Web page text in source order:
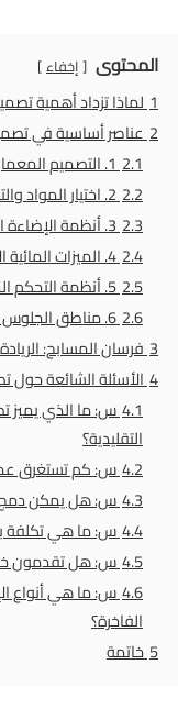
المحتوى إخفاء
1لماذا تزداد أهمية
2عناصر أساسية في
2.11. التصميم المعماري المبتكر والتكامل مع المحيط
2.22. اختيار المواد والتشطيبات الفاخرة
2.33. أنظمة الإضاءة المتقدمة
2.44. الميزات المائية الإضافية
2.55. أنظمة التحكم الذكي والأتمتة
2.66. مناطق الجلوس والاسترخاء المحيطة
3فرسان المسابح:
4الأسئلة الشائعة حول
4.1س: ما الذي يميز
التقليدية؟
4.2س: كم تستغرق
4.3س: هل يمكن دمج
4.4س: ما هي تكلفة
4.5س: هل تقدمون
4.6س: ما هي أنواع
الفاخرة؟
5خاتمة